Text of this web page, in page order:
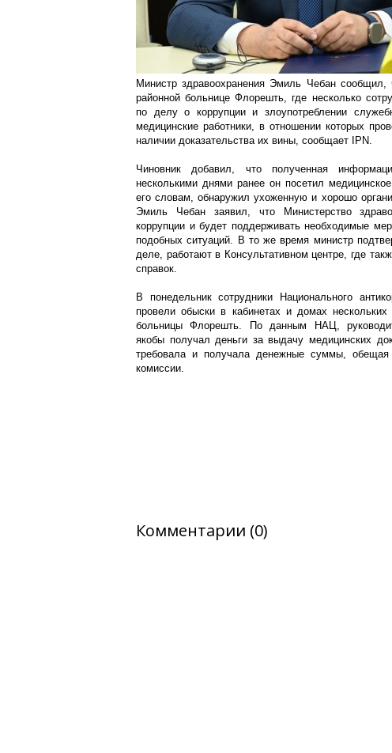
Министр здравоохранения Эмиль Чебан
районной больнице Флорешть, где несколько
по делу о коррупции и злоупотреблении
медицинские работники, в отношении которых
наличии доказательства их вины, сообщает IPN.
Чиновник добавил, что полученная
несколькими днями ранее он посетил
его словам, обнаружил ухоженную и хорошо
Эмиль Чебан заявил, что Министерство
коррупции и будет поддерживать необходимые
подобных ситуаций. В то же время министр
деле, работают в Консультативном центре, где
справок.
В понедельник сотрудники Национального
провели обыски в кабинетах и ​​домах нескольких
больницы Флорешть. По данным НАЦ,
якобы получал деньги за выдачу медицинских
требовала и получала денежные суммы, обещая
комиссии.
Комментарии (0)